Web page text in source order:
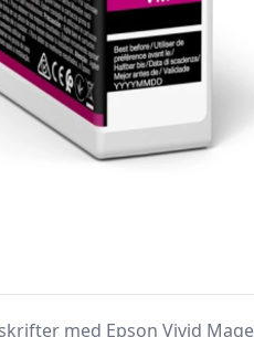
med Epson Vivid